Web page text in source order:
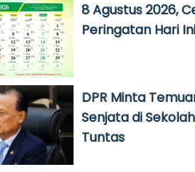
8 Agustus 2026,
Peringatan Hari Ini
DPR Minta
Senjata di
Tuntas